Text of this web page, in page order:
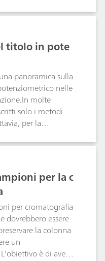
titolo in pote
panoramica sulla
nelle
molte
solo i metodi
per la
condizioni di
Nelle
le sostanze
per mezzi
nonché altre
poi un esempio di
norma lavoro per
per la c
per cromatografia
dovrebbero essere
la colonna
un
è di avere